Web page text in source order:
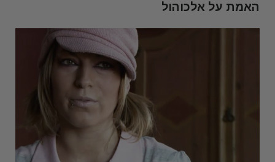
האמת על אלכוהול